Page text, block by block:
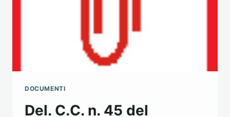
DOCUMENTI
Del. C.C. n. 45 del